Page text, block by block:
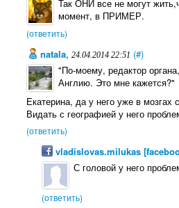
Так ОНИ все не могут
момент, в ПРИМЕР.
(ответить)
natala, 24.04.2014 22:51 (#)
"По-моему, редактор
Англию. Это мне кажется?"
Екатерина, да у него уже в мозгах
Видать с географией у него
(ответить)
vladislovas.milukas
С головой у него
(ответить)